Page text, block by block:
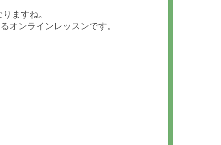
ますね。
オンラインレッスンです。